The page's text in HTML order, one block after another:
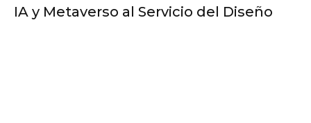
IA y Metaverso al Servicio del Diseño